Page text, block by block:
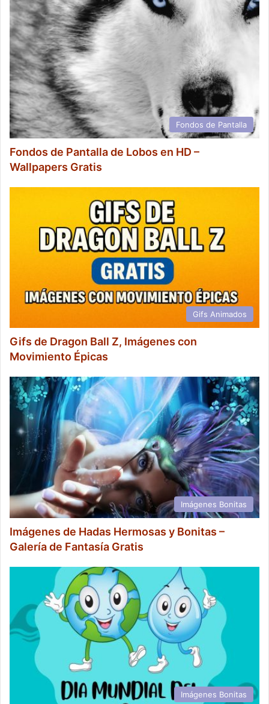
Fondos de Pantalla
Fondos de Pantalla de Lobos en HD –
Wallpapers Gratis
Gifs Animados
Gifs de Dragon Ball Z, Imágenes con
Movimiento Épicas
Imágenes Bonitas
Imágenes de Hadas Hermosas y Bonitas –
Galería de Fantasía Gratis
Imágenes Bonitas